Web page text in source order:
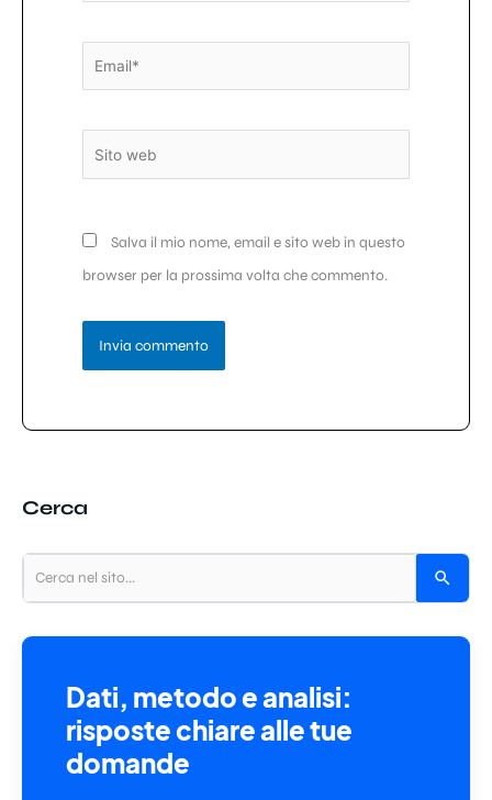
Email*
Sito
web
Salva il mio nome, email e sito web in questo
browser per la prossima volta che commento.
Cerca
Dati, metodo e analisi:
risposte chiare alle tue
domande